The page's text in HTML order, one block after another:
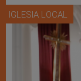
IGLESIA LOCAL